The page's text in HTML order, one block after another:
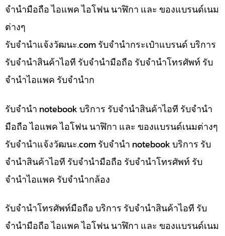
จำนำมือถือ ไอแพค ไอโฟน นาฬิกา และ ของแบรนด์เนม
ต่างๆ
รับจํานําแจ้งวัฒนะ.com รับจำนำกระเป๋าแบรนด์ บริการ
รับจำนำสินค้าไอที รับจำนำมือถือ รับจำนำโทรศัพท์ รับ
จำนำไอแพค รับจำนำก
รับจำนำ notebook บริการ รับจำนำสินค้าไอที รับจำนำ
มือถือ ไอแพค ไอโฟน นาฬิกา และ ของแบรนด์เนมต่างๆ
รับจํานําแจ้งวัฒนะ.com รับจำนำ notebook บริการ รับ
จำนำสินค้าไอที รับจำนำมือถือ รับจำนำโทรศัพท์ รับ
จำนำไอแพค รับจำนำกล้อง
รับจำนำโทรศัพท์มือถือ บริการ รับจำนำสินค้าไอที รับ
จำนำมือถือ ไอแพค ไอโฟน นาฬิกา และ ของแบรนด์เนม